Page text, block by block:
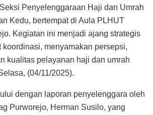
Penyelenggaraan Haji dan Umrah
Kedu, bertempat di Aula PLHUT
Kegiatan ini menjadi ajang strategis
koordinasi, menyamakan persepsi,
kualitas pelayanan haji dan umrah
(04/11/2025).
dengan laporan penyelenggara oleh
Purworejo, Herman Susilo, yang